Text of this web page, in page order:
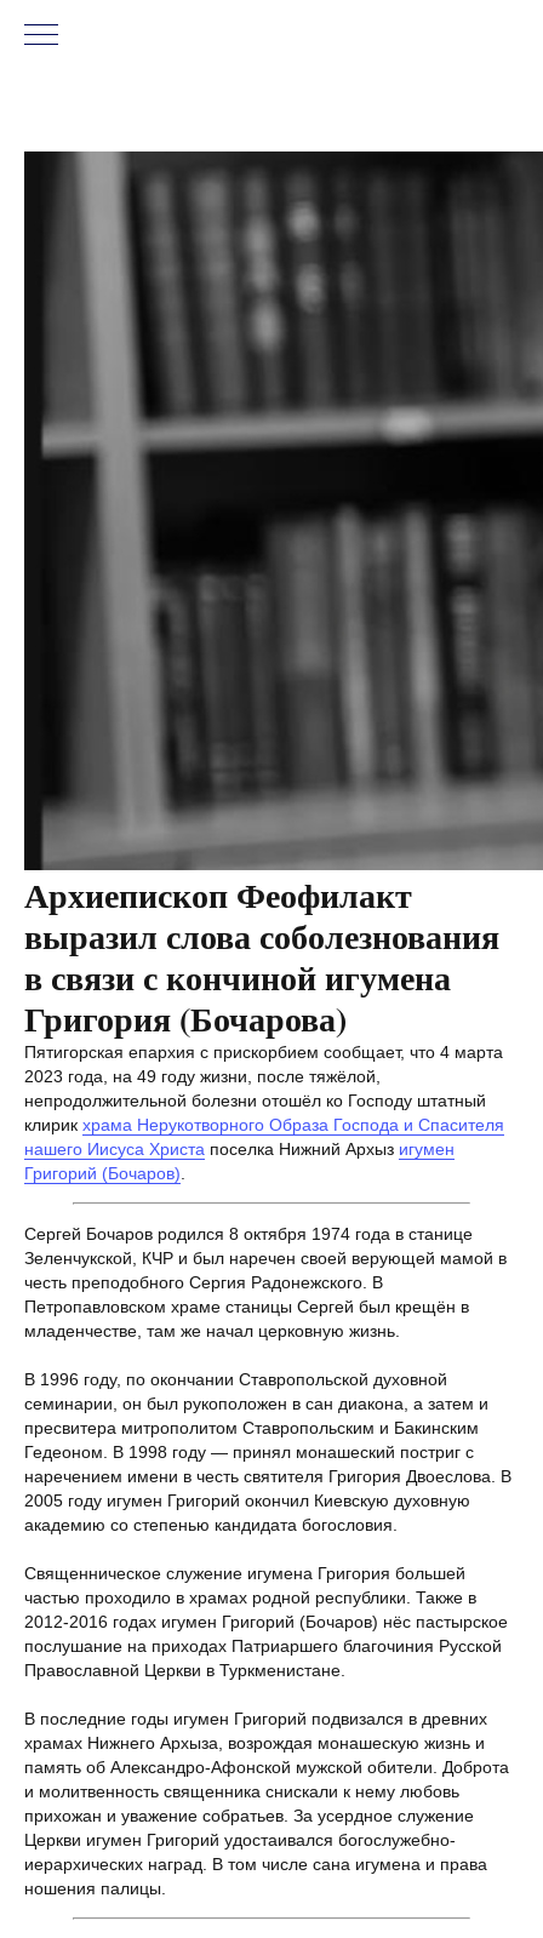
Архиепископ Феофилакт
выразил слова соболезнования
в связи с кончиной игумена
Григория (Бочарова)
Пятигорская епархия с прискорбием сообщает, что 4 марта
2023 года, на 49 году жизни, после тяжёлой,
непродолжительной болезни отошёл ко Господу штатный
клирик храма Нерукотворного Образа Господа и Спасителя
нашего Иисуса Христа поселка Нижний Архыз игумен
Григорий (Бочаров)
Сергей Бочаров родился 8 октября 1974 года в станице
Зеленчукской, КЧР и был наречен своей верующей мамой в
честь преподобного Сергия Радонежского. В
Петропавловском храме станицы Сергей был крещён в
младенчестве, там же начал церковную жизнь.
В 1996 году, по окончании Ставропольской духовной
семинарии, он был рукоположен в сан диакона, а затем и
пресвитера митрополитом Ставропольским и Бакинским
Гедеоном. В 1998 году — принял монашеский постриг с
наречением имени в честь святителя Григория Двоеслова. В
2005 году игумен Григорий окончил Киевскую духовную
академию со степенью кандидата богословия.
Священническое служение игумена Григория большей
частью проходило в храмах родной республики. Также в
2012-2016 годах игумен Григорий (Бочаров) нёс пастырское
послушание на приходах Патриаршего благочиния Русской
Православной Церкви в Туркменистане.
В последние годы игумен Григорий подвизался в древних
храмах Нижнего Архыза, возрождая монашескую жизнь и
память об Александро-Афонской мужской обители. Доброта
и молитвенность священника снискали к нему любовь
прихожан и уважение собратьев. За усердное служение
Церкви игумен Григорий удостаивался богослужебно-
иерархических наград. В том числе сана игумена и права
ношения палицы.